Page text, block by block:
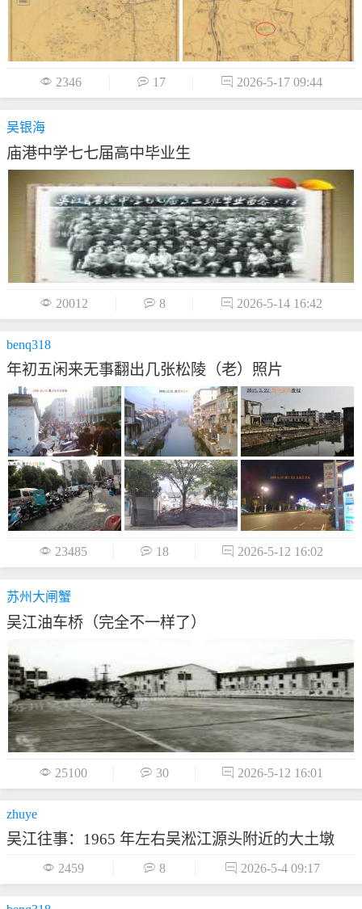
 2346  17  2026-5-17 09:44
吴银海
庙港中学七七届高中毕业生
 20012  8  2026-5-14 16:42
benq318
年初五闲来无事翻出几张松陵（老）照片
 23485  18  2026-5-12 16:02
苏州大闸蟹
吴江油车桥（完全不一样了）
 25100  30  2026-5-12 16:01
zhuye
吴江往事：1965 年左右吴淞江源头附近的大土墩
 2459  8  2026-5-4 09:17